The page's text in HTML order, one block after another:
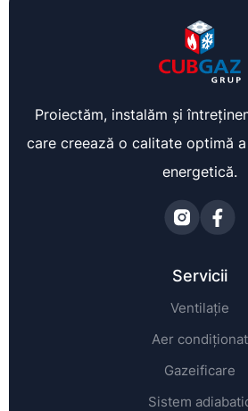
Proiectăm, instalăm și
care creează o calitate optimă
energetică.
Servicii
Ventilație
Aer condiționat
Gazeificare
Sistem